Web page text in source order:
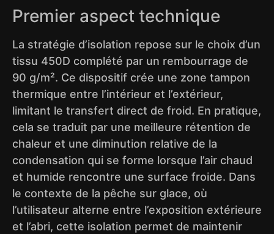
Premier aspect technique
La stratégie d’isolation repose sur le choix d’un
tissu 450D complété par un rembourrage de
90 g/m². Ce dispositif crée une zone tampon
thermique entre l’intérieur et l’extérieur,
limitant le transfert direct de froid. En pratique,
cela se traduit par une meilleure rétention de
chaleur et une diminution relative de la
condensation qui se forme lorsque l’air chaud
et humide rencontre une surface froide. Dans
le contexte de la pêche sur glace, où
l’utilisateur alterne entre l’exposition extérieure
et l’abri, cette isolation permet de maintenir